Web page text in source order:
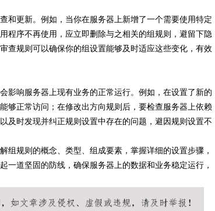
和更新。例如，当你在服务器上新增了一个需要使用特定
程序不再使用，应立即删除与之相关的组规则，避留下隐
查规则可以确保你的组设置能够及时适应这些变化，有效
影响服务器上现有业务的正常运行。例如，在设置了新的
够正常访问；在修改出方向规则后，要检查服务器上依赖
及时发现并纠正规则设置中存在的问题，避因规则设置不
组规则的概念、类型、组成要素，掌握详细的设置步骤，
道坚固的防线，确保服务器上的数据和业务稳定运行，